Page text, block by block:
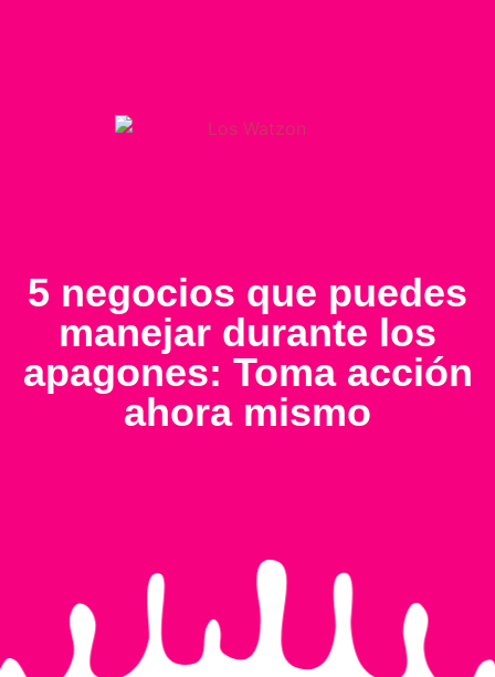
5 negocios que puedes
manejar durante los
apagones: Toma acción
ahora mismo